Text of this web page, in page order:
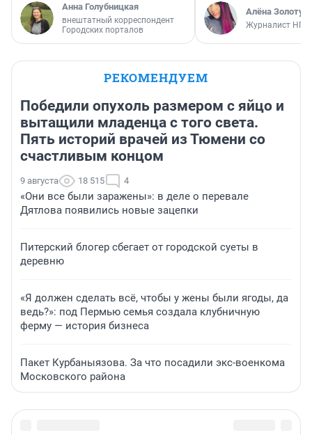
Анна Голубницкая
внештатный корреспондент
Городских порталов
Алёна
Журналист НГС
РЕКОМЕНДУЕМ
Победили опухоль размером с яйцо и
вытащили младенца с того света.
Пять историй врачей из Тюмени со
счастливым концом
9 августа 18 515 4
«Они все были заражены»: в деле о перевале
Дятлова появились новые зацепки
Питерский блогер сбегает от городской суеты в
деревню
«Я должен сделать всё, чтобы у жены были ягоды, да
ведь?»: под Пермью семья создала клубничную
ферму — история бизнеса
Пакет Курбаныязова. За что посадили экс-военкома
Московского района